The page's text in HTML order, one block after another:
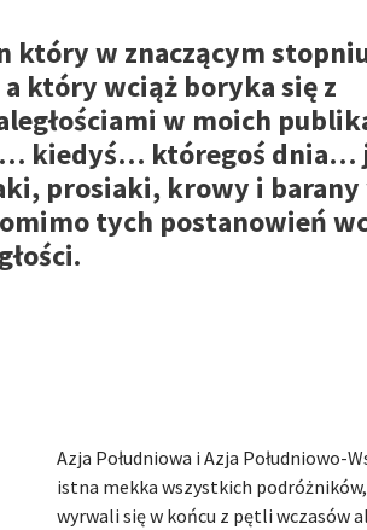
który w znaczącym
który wciąż boryka się z
w moich
kiedyś… któregoś dnia…
prosiaki, krowy i barany
tych postanowień
Azja Południowa i Azja Południowo-
istna mekka wszystkich
wyrwali się w końcu z pętli wczasów